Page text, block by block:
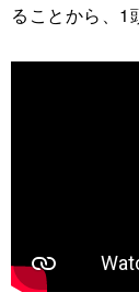
ることから、1